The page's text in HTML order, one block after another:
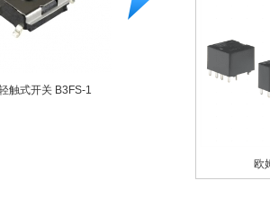
触式开关 B3FS-1
欧